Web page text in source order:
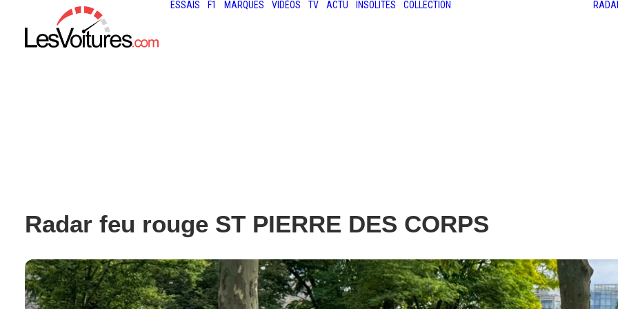
ESSAIS F1 MARQUES VIDÉOS TV ACTU INSOLITES COLLECTION
Radar feu rouge ST PIERRE DES CORPS